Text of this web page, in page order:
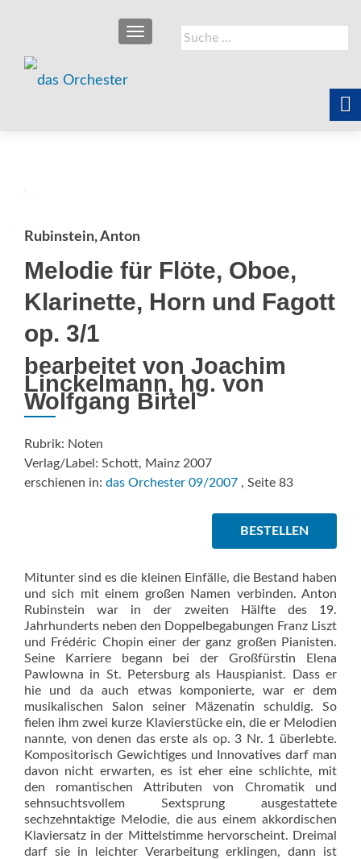
Suche
nach:
SCHALTE NAVIGATION
Rubinstein, Anton
Melodie für Flöte, Oboe,
Klarinette, Horn und Fagott
op. 3/1
bearbeitet von Joachim
Linckelmann, hg. von
Wolfgang Birtel
Rubrik: Noten
Verlag/Label: Schott, Mainz 2007
erschienen in: das Orchester 09/2007 , Seite 83
BESTELLEN
Mitunter sind es die kleinen Einfälle, die Bestand haben
und sich mit einem großen Namen verbinden. Anton
Rubinstein war in der zweiten Hälfte des 19.
Jahrhunderts neben den Doppelbegabungen Franz Liszt
und Frédéric Chopin einer der ganz großen Pianisten.
Seine Karriere begann bei der Großfürstin Elena
Pawlowna in St. Petersburg als Hauspianist. Dass er
hie und da auch etwas komponierte, war er dem
musikalischen Salon seiner Mäzenatin schuldig. So
fielen ihm zwei kurze Klavierstücke ein, die er Melodien
nannte, von denen das erste als op. 3 Nr. 1 überlebte.
Kompositorisch Gewichtiges und Innovatives darf man
davon nicht erwarten, es ist eher eine schlichte, mit
den romantischen Attributen von Chromatik und
sehnsuchtsvollem Sextsprung ausgestattete
sechzehntaktige Melodie, die aus einem akkordischen
Klaviersatz in der Mittelstimme hervorscheint. Dreimal
darf sie in leichter Verarbeitung erklingen, dann ist